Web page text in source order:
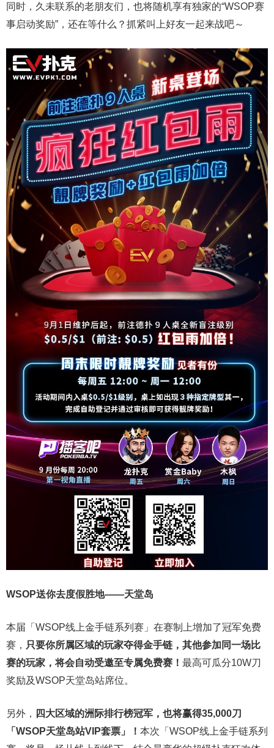
同时，久未联系的老朋友们，也将随机享有独家的“WSOP赛
事启动奖励”，还在等什么？抓紧叫上好友一起来战吧～
WSOP送你去度假胜地——天堂岛
本届「WSOP线上金手链系列赛」在赛制上增加了冠军免费
赛， 只要你所属区域的玩家夺得金手链，其他参加同一场比
赛的玩家，将会自动受邀至专属免费赛！ 最高可瓜分10W刀
奖励及WSOP天堂岛站席位。
另外， 四大区域的洲际排行榜冠军，也将赢得35,000刀
「WSOP天堂岛站VIP套票」！ 本次「WSOP线上金手链系列